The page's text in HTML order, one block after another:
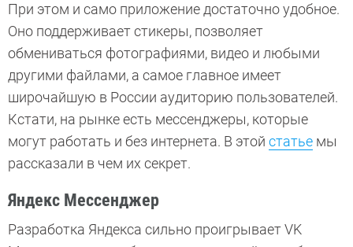
При этом и само приложение достаточно удобное.
Оно поддерживает стикеры, позволяет
обмениваться фотографиями, видео и любыми
другими файлами, а самое главное имеет
широчайшую в России аудиторию пользователей.
Кстати, на рынке есть мессенджеры, которые
могут работать и без интернета. В этой статье мы
рассказали в чем их секрет.
Яндекс Мессенджер
Разработка Яндекса сильно проигрывает VK